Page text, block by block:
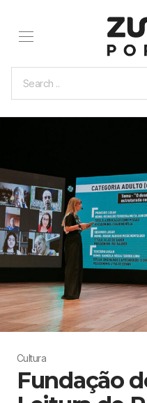
Cultura
Fundação